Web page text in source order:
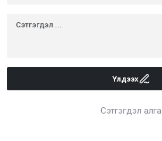
Үлдээх
Сэтгэгдэл алга